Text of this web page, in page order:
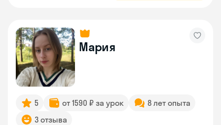
Мария
5 от 1590 ₽ за урок
8 лет опыта
3 отзыва